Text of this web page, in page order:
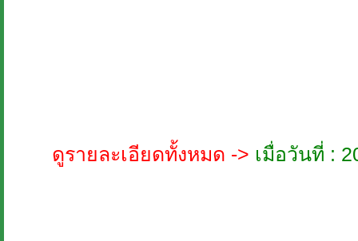
ดูรายละเอียดทั้งหมด -> เมื่อวันที่ :